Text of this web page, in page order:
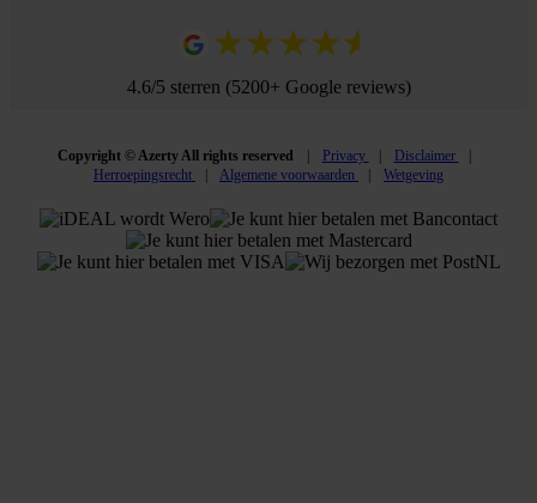
4.6/5 sterren (5200+ Google reviews)
Copyright © Azerty All rights reserved Privacy
Disclaimer
Herroepingsrecht
Algemene voorwaarden Wetgeving